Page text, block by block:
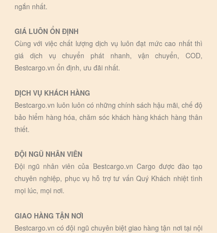
ngắn nhất.
GIÁ LUÔN ỔN ĐỊNH
Cùng với việc chất lượng dịch vụ luôn đạt mức cao nhất thì
giá dịch vụ chuyển phát nhanh, vận chuyển, COD,
Bestcargo.vn ổn định, ưu đãi nhất.
DỊCH VỤ KHÁCH HÀNG
Bestcargo.vn luôn luôn có những chính sách hậu mãi, chế độ
bảo hiểm hàng hóa, chăm sóc khách hàng khách hàng thân
thiết.
ĐỘI NGŨ NHÂN VIÊN
Đội ngũ nhân viên của Bestcargo.vn Cargo được đào tạo
chuyên nghiệp, phục vụ hỗ trợ tư vấn Quý Khách nhiệt tình
mọi lúc, mọi nơi.
GIAO HÀNG TẬN NƠI
Bestcargo.vn có đội ngũ chuyên biệt giao hàng tận nơi tại nội